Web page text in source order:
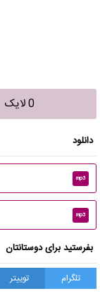
0 لایک
دانلود
mp3
mp3
بفرستید برای دوستانتان
تلگرام توییتر